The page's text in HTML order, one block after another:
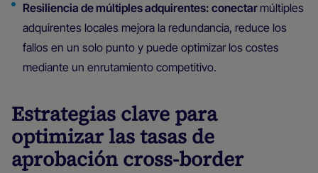
Resiliencia de múltiples adquirentes: conectar múltiples
adquirentes locales mejora la redundancia, reduce los
fallos en un solo punto y puede optimizar los costes
mediante un enrutamiento competitivo.
Estrategias clave para
optimizar las tasas de
aprobación cross-border